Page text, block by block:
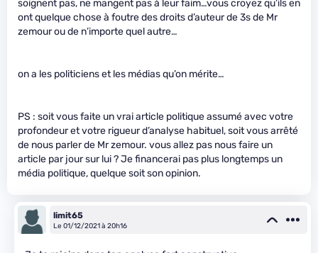
soignent pas, ne mangent pas à leur faim…vous croyez qu’ils en
ont quelque chose à foutre des droits d’auteur de 3s de Mr
zemour ou de n’importe quel autre…
on a les politiciens et les médias qu’on mérite…
PS : soit vous faite un vrai article politique assumé avec votre
profondeur et votre rigueur d’analyse habituel, soit vous arrêté
de nous parler de Mr zemour. vous allez pas nous faire un
article par jour sur lui ? Je financerai pas plus longtemps un
média politique, quelque soit son opinion.
limit65
Le 01/12/2021 à 20h16